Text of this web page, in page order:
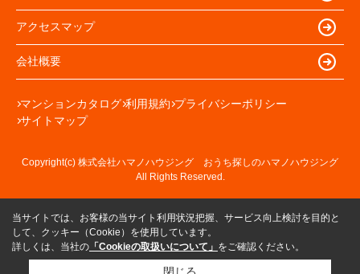
アクセスマップ
会社概要
マンションカタログ 利用規約 プライバシーポリシー
サイトマップ
Copyright(c) 株式会社ハマノハウジング おうち探しのハマノハウジング
All Rights Reserved.
当サイトでは、お客様の当サイト利用状況把握、サービス向上検討を目的と
して、クッキー（Cookie）を使用しています。
詳しくは、当社の 「Cookieの取扱いについて」 をご確認ください。